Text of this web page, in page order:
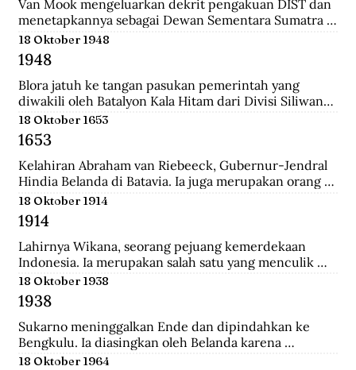
Belawan.
Van Mook mengeluarkan dekrit pengakuan DIST dan
menetapkannya sebagai Dewan Sementara Sumatra
Timur. Republik mengecam pembentukan NST,
menyebut para pemimpinnya sebagai “boneka”
Belanda. Untuk menghalau propaganda Republik, NST
membuat suratkabar Mestika dan majalah Medan
Buletin. Program utama NST dalam sektor ekonomi
adalah pemulihan kembali perkebunan dan hak
istimewa penduduk asli atas tanah.
18 Oktober 1948
1948
Blora jatuh ke tangan pasukan pemerintah yang
diwakili oleh Batalyon Kala Hitam dari Divisi Siliwangi.
Seperti biasanya, saat pembebasan sebuah kawasan,
terdapat sejumlah musuh yang menjadi tawanan.
Salah seorang tawanan terlihat bersikap menantang
dan seolah tak mau menyerah.
18 Oktober 1653
1653
Kelahiran Abraham van Riebeeck, Gubernur-Jendral
Hindia Belanda di Batavia. Ia juga merupakan orang
yang memulai perkebunan kopi pertama di Jawa
Barat.
18 Oktober 1914
1914
Lahirnya Wikana, seorang pejuang kemerdekaan
Indonesia. Ia merupakan salah satu yang menculik
Sukaro dan Hatta dalam Peristiwa Rengasdengklok.
18 Oktober 1938
1938
Sukarno meninggalkan Ende dan dipindahkan ke
Bengkulu. Ia diasingkan oleh Belanda karena
dianggap membahayakan pemerintahan Belanda.
18 Oktober 1964